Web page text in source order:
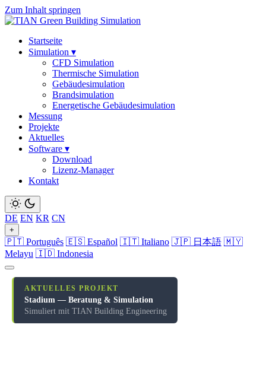
Zum Inhalt springen
Startseite
Simulation ▾
CFD Simulation
Thermische Simulation
Gebäudesimulation
Brandsimulation
Energetische Gebäudesimulation
Messung
Projekte
Aktuelles
Software ▾
Download
Lizenz-Manager
Kontakt
DE EN KR CN
+
🇵🇹 Português 🇪🇸 Español 🇮🇹 Italiano 🇯🇵 日本語 🇲🇾
Melayu 🇮🇩 Indonesia
AKTUELLES PROJEKT
Stadium — Beratung & Simulation
Simuliert mit TIAN Building Engineering